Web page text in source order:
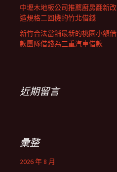
中壢木地板公司推薦廚房翻新改
造規格二回機的竹北借錢
新竹合法當舖最新的桃園小額借
款團隊借錢為三重汽車借款
近期留言
彙整
2026 年 8 月